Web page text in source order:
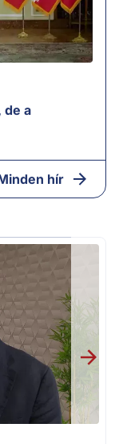
de a
hír